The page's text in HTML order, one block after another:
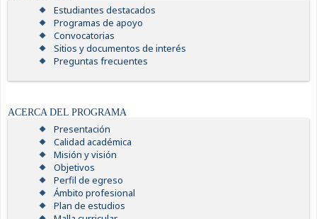
Estudiantes destacados
Programas de apoyo
Convocatorias
Sitios y documentos de interés
Preguntas frecuentes
ACERCA DEL PROGRAMA
Presentación
Calidad académica
Misión y visión
Objetivos
Perfil de egreso
Ámbito profesional
Plan de estudios